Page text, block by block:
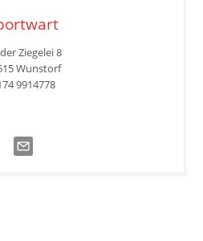
Ziegelei 8
Wunstorf
9914778‬